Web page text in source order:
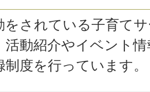
をされている子育て
活動紹介やイベント
度を行っています。